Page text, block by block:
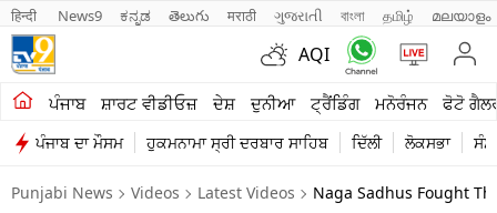
हिन्दी News9 ಕನ್ನಡ తెలుగు मराठी ગુજરાતી বাংলা தமிழ் മലയാളം
AQI
ਪੰਜਾਬ ਸ਼ਾਰਟ ਵੀਡੀਓਜ਼ ਦੇਸ਼ ਦੁਨੀਆ ਟ੍ਰੈਂਡਿੰਗ ਮਨੋਰੰਜਨ ਫੋਟੋ
ਪੰਜਾਬ ਦਾ ਮੌਸਮ ਹੁਕਮਨਾਮਾ ਸ੍ਰੀ ਦਰਬਾਰ ਸਾਹਿਬ ਦਿੱਲੀ ਲੋਕਸਭਾ
ਖੇਤੀਬਾੜੀ
ਸ਼ਾਰਟ ਵੀਡੀਓਜ਼
ਕਾਰੋਬਾਰ
Punjabi News Videos Latest Videos Naga Sadhus Fought